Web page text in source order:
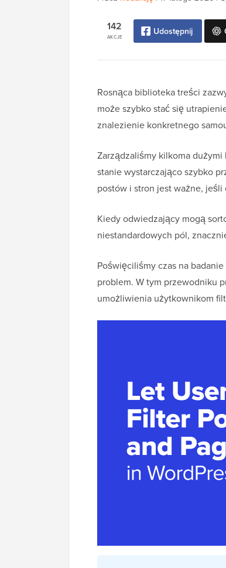
AKCJE
142 Udostępnij
Rosnąca biblioteka treści
może szybko stać się
znalezienie konkretnego
Zarządzaliśmy kilkoma
stanie wystarczająco szybko
postów i stron jest ważne,
Kiedy odwiedzający mogą
niestandardowych pól,
Poświęciliśmy czas na
problem. W tym przewodniku
umożliwienia użytkownikom